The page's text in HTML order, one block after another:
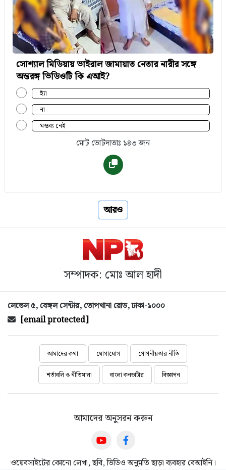
সোশ্যাল মিডিয়ায় ভাইরাল জামায়াত নেতার নারীর সঙ্গে
অন্তরঙ্গ ভিডিওটি কি এআই?
হ্যাঁ
না
মন্তব্য নেই
মোট ভোটদাতাঃ ১৪৩ জন
আরও
সম্পাদক: মোঃ আল হাদী
লেভেল ৫, বেঙ্গল সেন্টার, তোপখানা রোড, ঢাকা-১০০০
[email protected]
আমাদের কথা যোগাযোগ গোপনীয়তার নীতি
শর্তাবলি ও নীতিমালা বাংলা কনভার্টার বিজ্ঞাপন
আমাদের অনুসরন করুন
ওয়েবসাইটের কোনো লেখা, ছবি, ভিডিও অনুমতি ছাড়া ব্যবহার বেআইনি।